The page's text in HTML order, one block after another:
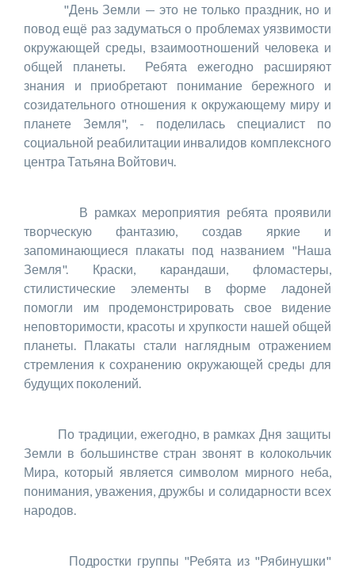
"День Земли — это не только праздник, но и
повод ещё раз задуматься о проблемах уязвимости
окружающей среды, взаимоотношений человека и
общей планеты. Ребята ежегодно расширяют
знания и приобретают понимание бережного и
созидательного отношения к окружающему миру и
планете Земля", - поделилась специалист по
социальной реабилитации инвалидов комплексного
центра Татьяна Войтович.
В рамках мероприятия ребята проявили
творческую фантазию, создав яркие и
запоминающиеся плакаты под названием "Наша
Земля". Краски, карандаши, фломастеры,
стилистические элементы в форме ладоней
помогли им продемонстрировать свое видение
неповторимости, красоты и хрупкости нашей общей
планеты. Плакаты стали наглядным отражением
стремления к сохранению окружающей среды для
будущих поколений.
По традиции, ежегодно, в рамках Дня защиты
Земли в большинстве стран звонят в колокольчик
Мира, который является символом мирного неба,
понимания, уважения, дружбы и солидарности всех
народов.
Подростки группы "Ребята из "Рябинушки"